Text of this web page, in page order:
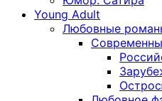
Young Adult
Любовные